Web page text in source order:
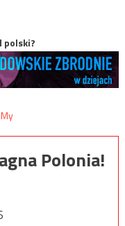
polski?
Polonia!